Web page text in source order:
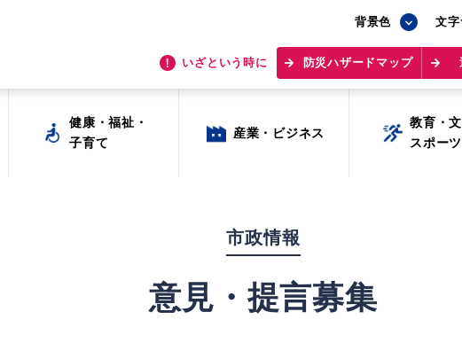
背景色 文
いざという時に 防災ハザードマップ
背景色 文
いざという時に 防災ハザードマップ
健康・福祉・
子育て
産業・ビジネス
教育・文
スポーツ
健康・福祉・
子育て
産業・ビジネス
教育・文
スポーツ
市政情報
意見・提言募集